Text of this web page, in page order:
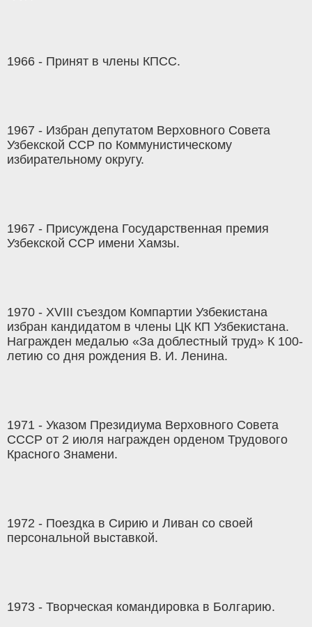
1966 - Принят в члены КПСС.
1967 - Избран депутатом Верховного Совета
Узбекской ССР по Коммунистическому
избирательному округу.
1967 - Присуждена Государственная премия
Узбекской ССР имени Хамзы.
1970 - ХVІІІ съездом Компартии Узбекистана
избран кандидатом в члены ЦК КП Узбекистана.
Награжден медалью «За доблестный труд» К 100-
летию со дня рождения В. И. Ленина.
1971 - Указом Президиума Верховного Совета
СССР от 2 июля награжден орденом Трудового
Красного Знамени.
1972 - Поездка в Сирию и Ливан со своей
персональной выставкой.
1973 - Творческая командировка в Болгарию.